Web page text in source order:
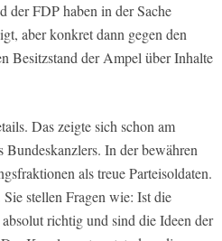
der FDP haben in der Sache
aber konkret dann gegen den
Besitzstand der Ampel über Inhalte
Das zeigte sich schon am
In der bewähren
als treue Parteisoldaten.
stellen Fragen wie: Ist die
richtig und sind die Ideen der